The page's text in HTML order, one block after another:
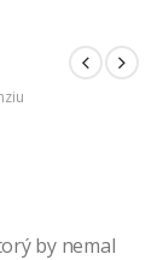
by nemal